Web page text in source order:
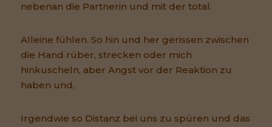
nebenan die Partnerin und mit der total.
Alleine fühlen. So hin und her gerissen zwischen
die Hand rüber, strecken oder mich
hinkuscheln, aber Angst vor der Reaktion zu
haben und,
Irgendwie so Distanz bei uns zu spüren und das